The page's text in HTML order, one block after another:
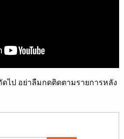
ดไป อย่าลืมกดติดตามรายการหลัง